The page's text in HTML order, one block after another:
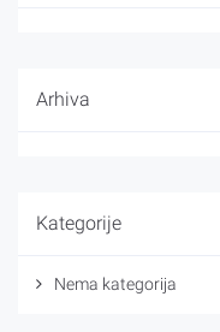
Arhiva
Kategorije
Nema kategorija